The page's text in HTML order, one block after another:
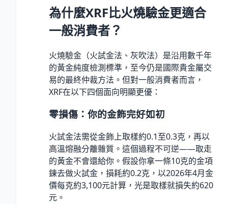
為什麼XRF比火燒驗金更適合
一般消費者？
火燒驗金（火試金法、灰吹法）是沿用數千年
的黃金純度檢測標準，至今仍是國際貴金屬交
易的最終仲裁方法。但對一般消費者而言，
XRF在以下四個面向明顯更優：
零損傷：你的金飾完好如初
火試金法需從金飾上取樣約0.1至0.3克，再以
高溫熔融分離雜質。這個過程不可逆——取走
的黃金不會還給你。假設你拿一條10克的金項
鍊去做火試金，損耗約0.2克，以2026年4月金
價每克約3,100元計算，光是取樣就損失約620
元。